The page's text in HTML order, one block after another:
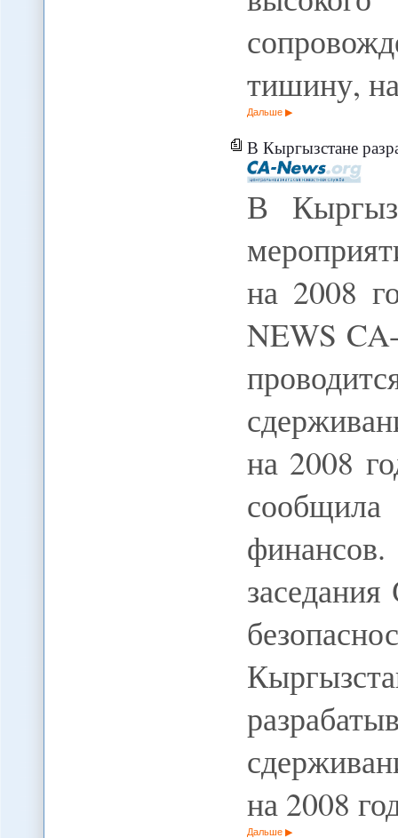
тишину,
Дальше
В Кыргызстане
В
на 2008
NEWS
на 2008
сообщила
на 2008
Дальше